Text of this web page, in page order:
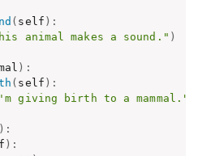
( self ) :
animal makes a sound." )
) :
( self ) :
giving birth to a mammal."
) :
) :